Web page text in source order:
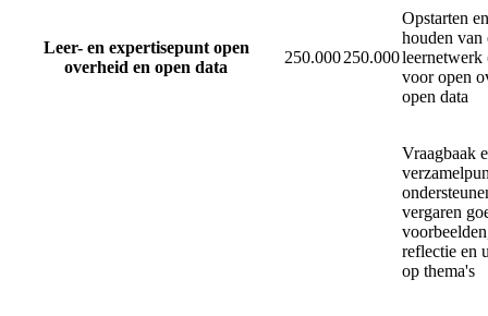
Leer- en expertisepunt open
overheid en open data
250.000250.000
Opstarten
houden van
leernetwerk
voor open
open data
Vraagbaak
vergaren
reflectie en
op thema's